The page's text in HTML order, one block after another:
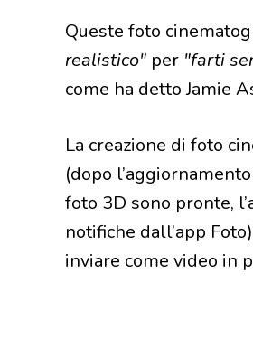
Queste foto
realistico" per "farti
come ha detto Jamie
La creazione di foto
(dopo
foto 3D sono pronte,
notifiche dall’app
inviare come video in